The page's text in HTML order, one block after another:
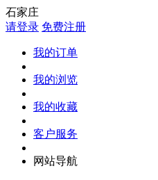
石家庄
请登录 免费注册
我的订单
我的浏览
我的收藏
客户服务
网站导航